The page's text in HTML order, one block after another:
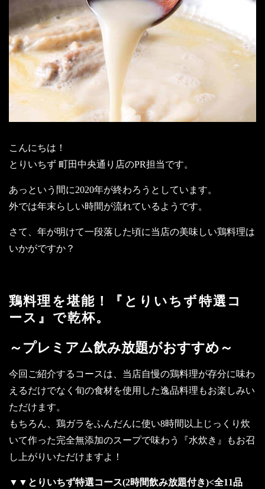
こんにちは！
とりいちず 町田中央通り店のPR担当です。
あっという間に2020年が終わろうとしています。
外では年末らしい時間が流れているようです。
さて、年が明けて一段落した頃に当店の美味しい鶏料理は
いかがですか？
鶏料理を堪能！『とりいちず特選コ
ース』で乾杯。
～プレミアム飲み放題がおすすめ～
今回ご紹介するコースは、当店自慢の鶏料理が存分に味わ
えるだけでなく旬の食材を使用した逸品料理もお楽しみい
ただけます。
もちろん、鶏ガラをふんだんに使い8時間以上じっくり炊
いて作った完全無添加のスープで味わう『水炊き』もお召
し上がりいただけますよ！
▼▼とりいちず特選コース(2時間飲み放題付き)<全11品